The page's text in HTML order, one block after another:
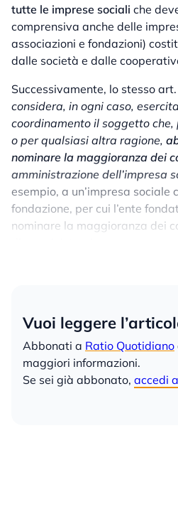
tutte le imprese sociali che
comprensiva anche delle
associazioni e fondazioni)
dalle società e dalle
Successivamente, lo stesso
considera, in ogni caso,
coordinamento il soggetto
o per qualsiasi altra ragione,
nominare la maggioranza dei
amministrazione dell’impresa
esempio, a un’impresa
fondazione, per cui l’ente
nominare la maggioranza dei
Vuoi leggere
Abbonati a Ratio Quotidiano
maggiori informazioni.
Se sei già abbonato, accedi